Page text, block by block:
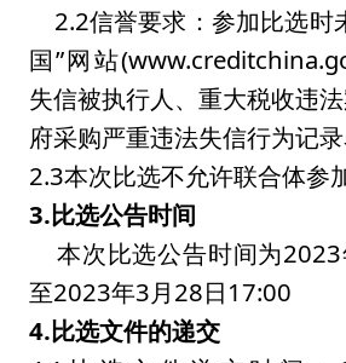
2.2信誉要求：参加比选时
国”网站
失信被执行人、重大税收违
府采购严重违法失信行为记录
2.3本次比选不允许联合体参加
3.比选公告时间
本次比选公告时间为
至2023年3月28日17:00
4.比选文件的递交